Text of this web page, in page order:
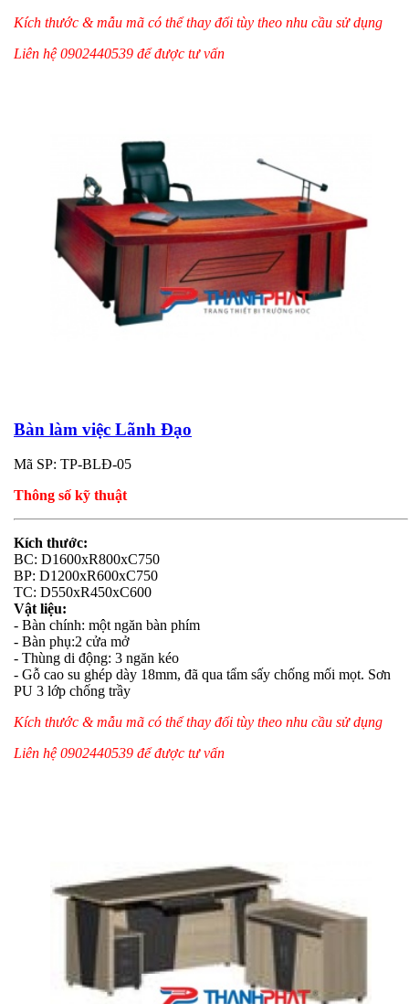
Kích thước & mẫu mã có thể thay đổi tùy theo nhu cầu sử dụng
Liên hệ 0902440539 để được tư vấn
Bàn làm việc Lãnh Đạo
Mã SP: TP-BLĐ-05
Thông số kỹ thuật
Kích thước:
BC: D1600xR800xC750
BP: D1200xR600xC750
TC: D550xR450xC600
Vật liệu:
- Bàn chính: một ngăn bàn phím
- Bàn phụ:2 cửa mở
- Thùng di động: 3 ngăn kéo
- Gỗ cao su ghép dày 18mm, đã qua tẩm sấy chống mối mọt. Sơn
PU 3 lớp chống trầy
Kích thước & mẫu mã có thể thay đổi tùy theo nhu cầu sử dụng
Liên hệ 0902440539 để được tư vấn